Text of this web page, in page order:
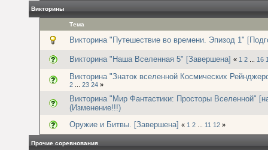
Викторины
Тема
Викторина "Путешествие во времени. Эпизод 1"
Викторина "Наша Вселенная 5" [Завершена] « 1 2 16
Викторина "Знаток вселенной Космических
2 23 24 »
Викторина "Мир Фантастики: Просторы Вселенной"
(Изменение!!!)
Оружие и Битвы. [Завершена] « 1 2 11 12 »
Прочие соревнования